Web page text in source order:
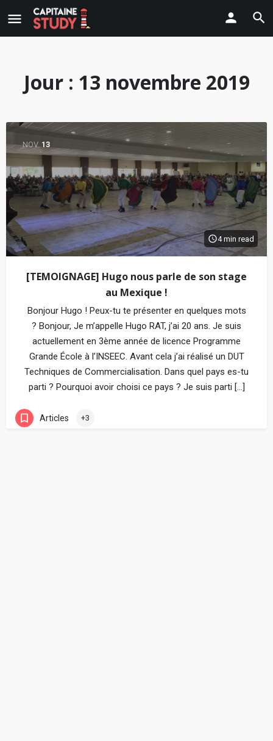
Jour : 13 novembre 2019
NOV 13
4 min read
[TEMOIGNAGE] Hugo nous parle de son stage
au Mexique !
Bonjour Hugo ! Peux-tu te présenter en quelques mots
? Bonjour, Je m’appelle Hugo RAT, j’ai 20 ans. Je suis
actuellement en 3ème année de licence Programme
Grande École à l’INSEEC. Avant cela j’ai réalisé un DUT
Techniques de Commercialisation. Dans quel pays es-tu
parti ? Pourquoi avoir choisi ce pays ? Je suis parti […]
Articles +3